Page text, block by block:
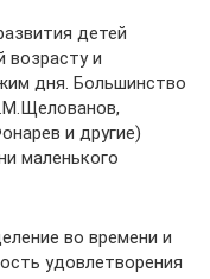
детей
возрасту и
дня. Большинство
и другие)
маленького
во времени и
удовлетворения